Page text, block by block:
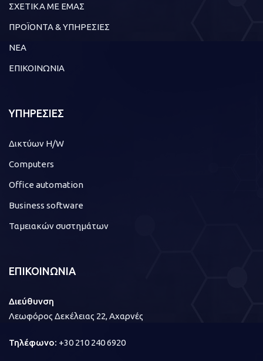
ΣΧΕΤΙΚΑ ΜΕ ΕΜΑΣ
ΠΡΟΪΟΝΤΑ & ΥΠΗΡΕΣΙΕΣ
ΝΕΑ
ΕΠΙΚΟΙΝΩΝΙΑ
ΥΠΗΡΕΣΙΕΣ
Δικτύων H/W
Computers
Office automation
Business software
Ταμειακών συστημάτων
ΕΠΙΚΟΙΝΩΝΙΑ
Διεύθυνση
Λεωφόρος Δεκέλειας 22, Αχαρνές
Τηλέφωνο: +30 210 240 6920